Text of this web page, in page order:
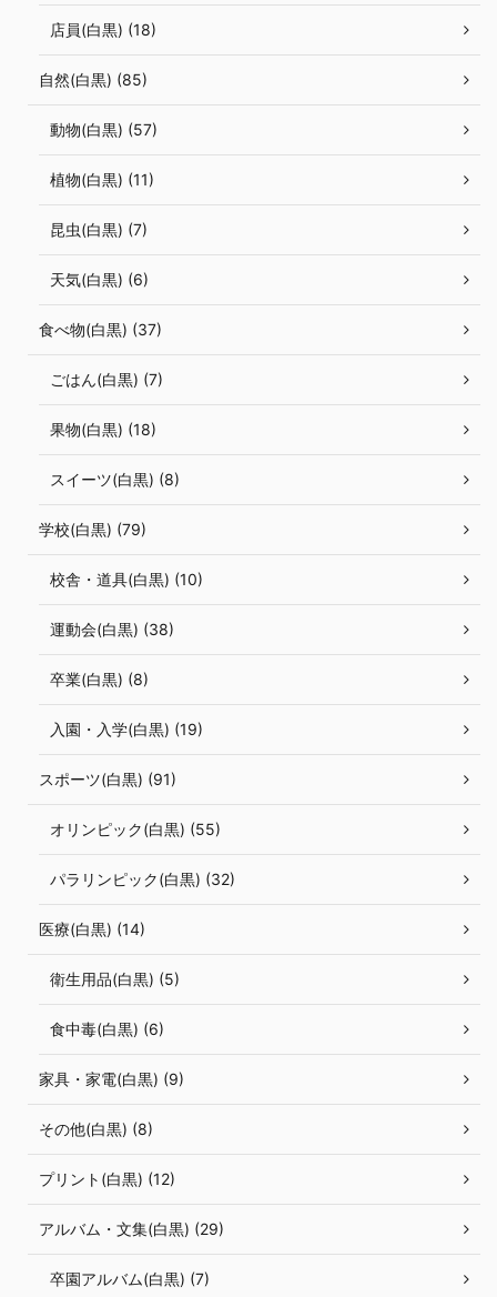
店員(白黒) (18)
自然(白黒) (85)
動物(白黒) (57)
植物(白黒) (11)
昆虫(白黒) (7)
天気(白黒) (6)
食べ物(白黒) (37)
ごはん(白黒) (7)
果物(白黒) (18)
スイーツ(白黒) (8)
学校(白黒) (79)
校舎・道具(白黒) (10)
運動会(白黒) (38)
卒業(白黒) (8)
入園・入学(白黒) (19)
スポーツ(白黒) (91)
オリンピック(白黒) (55)
パラリンピック(白黒) (32)
医療(白黒) (14)
衛生用品(白黒) (5)
食中毒(白黒) (6)
家具・家電(白黒) (9)
その他(白黒) (8)
プリント(白黒) (12)
アルバム・文集(白黒) (29)
卒園アルバム(白黒) (7)